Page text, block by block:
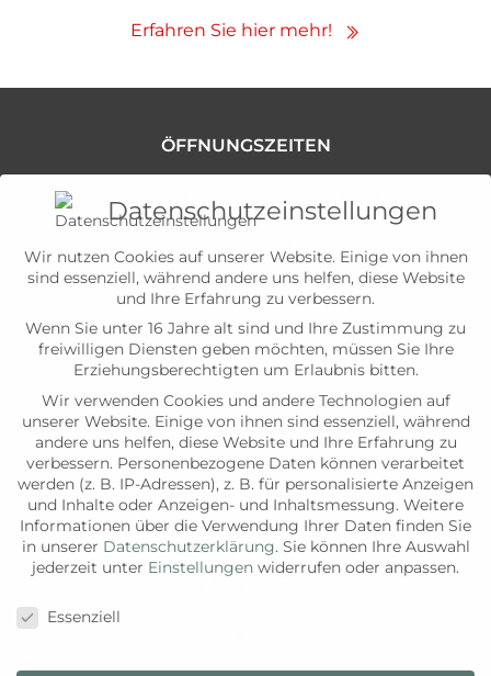
Erfahren Sie hier mehr!
ÖFFNUNGSZEITEN
Samstag: aktuell geschlossen
KONTAKT
Tel: 05251/ 55574
Fax:05251/ 541536
Mail: info@auto-zellerhoff.com
Datenschutzeinstellungen
Wir nutzen Cookies auf unserer Website. Einige von ihnen
sind essenziell, während andere uns helfen, diese Website
und Ihre Erfahrung zu verbessern.
Wenn Sie unter 16 Jahre alt sind und Ihre Zustimmung zu
freiwilligen Diensten geben möchten, müssen Sie Ihre
Erziehungsberechtigten um Erlaubnis bitten.
Wir verwenden Cookies und andere Technologien auf
unserer Website. Einige von ihnen sind essenziell, während
andere uns helfen, diese Website und Ihre Erfahrung zu
verbessern. Personenbezogene Daten können verarbeitet
werden (z. B. IP-Adressen), z. B. für personalisierte Anzeigen
und Inhalte oder Anzeigen- und Inhaltsmessung. Weitere
Informationen über die Verwendung Ihrer Daten finden Sie
in unserer Datenschutzerklärung. Sie können Ihre Auswahl
jederzeit unter Einstellungen widerrufen oder anpassen.
Datenschutzeinstellungen
Essenziell